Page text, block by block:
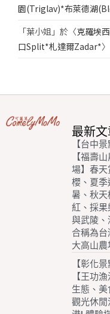
園(Triglav)*布萊德湖
「葉小姐 」於〈克羅埃
口Split*札達爾Zadar*
最新文
【台中景
【福壽
場】春天
櫻、夏季
暑、秋天
紅、採果
與武陵、
合稱為台
大高山農
【彰化景
【王功漁
生態、美
觀光休閒